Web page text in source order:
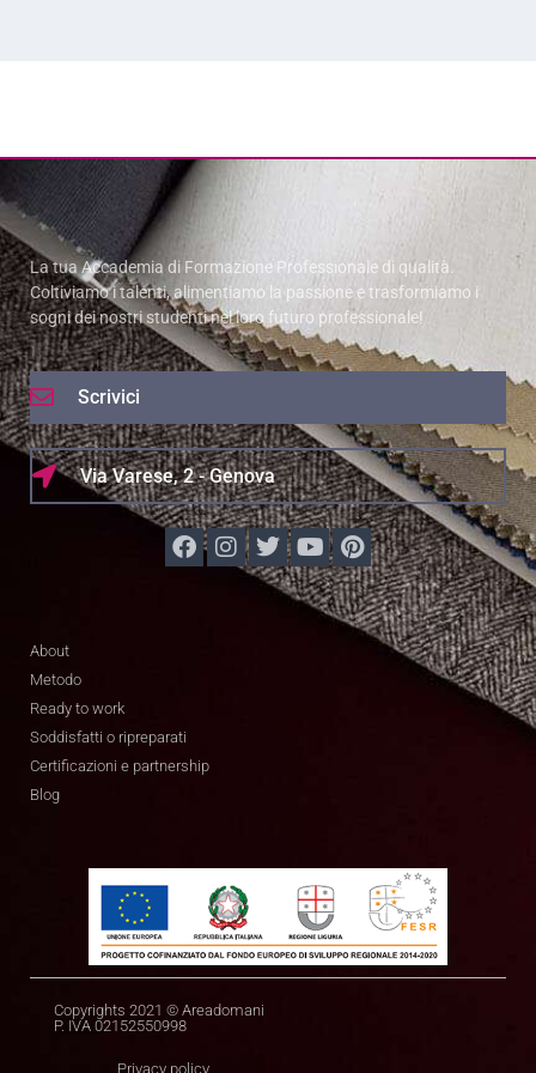
La tua Accademia di Formazione Professionale di qualità.
Coltiviamo i talenti, alimentiamo la passione e trasformiamo i
sogni dei nostri studenti nel loro futuro professionale!
Scrivici
Via Varese, 2 - Genova
About
Metodo
Ready to work
Soddisfatti o ripreparati
Certificazioni e partnership
Blog
Copyrights 2021 © Areadomani
P. IVA 02152550998
Privacy policy